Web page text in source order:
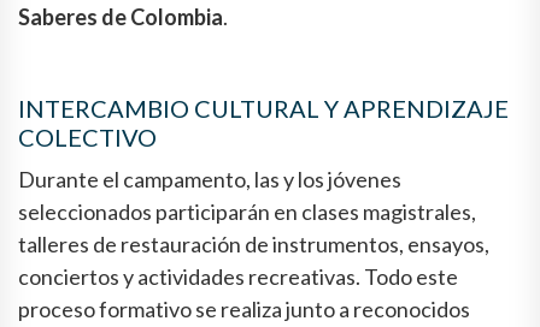
Saberes de Colombia.
INTERCAMBIO CULTURAL Y APRENDIZAJE
COLECTIVO
Durante el campamento, las y los jóvenes
seleccionados participarán en clases magistrales,
talleres de restauración de instrumentos, ensayos,
conciertos y actividades recreativas. Todo este
proceso formativo se realiza junto a reconocidos